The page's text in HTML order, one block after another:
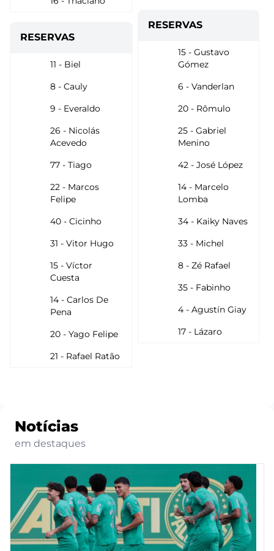
RESERVAS
11 - Biel
8 - Cauly
9 - Everaldo
26 - Nicolás
Acevedo
77 - Tiago
22 - Marcos
Felipe
40 - Cicinho
31 - Vitor Hugo
15 - Víctor
Cuesta
14 - Carlos De
Pena
20 - Yago Felipe
21 - Rafael Ratão
RESERVAS
15 - Gustavo
Gómez
6 - Vanderlan
20 - Rômulo
25 - Gabriel
Menino
42 - José López
14 - Marcelo
Lomba
34 - Kaiky Naves
33 - Michel
8 - Zé Rafael
35 - Fabinho
4 - Agustín Giay
17 - Lázaro
Notícias
em destaques